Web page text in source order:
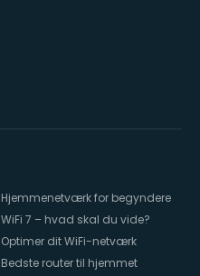
Hjemmenetværk for begyndere
WiFi 7 – hvad skal du vide?
Optimer dit WiFi-netværk
Bedste router til hjemmet